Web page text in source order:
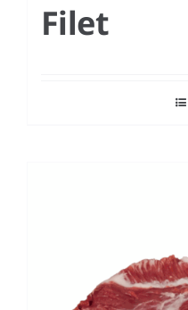
Filet